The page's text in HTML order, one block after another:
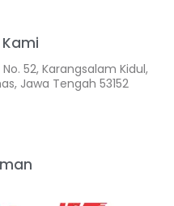
52, Karangsalam Kidul,
Jawa Tengah 53152